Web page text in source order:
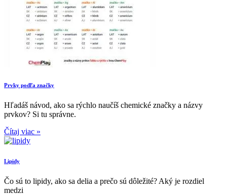
Prvky podľa značky
Hľadáš návod, ako sa rýchlo naučíš chemické značky a názvy
prvkov? Si tu správne.
Čítaj viac »
Lipidy
Čo sú to lipidy, ako sa delia a prečo sú dôležité? Aký je rozdiel
medzi